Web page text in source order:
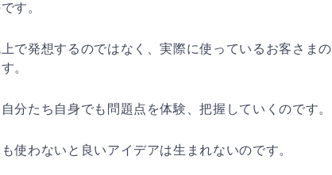
す。
で発想するのではなく、実際に使っているお客さまの
。
分たち自身でも問題点を体験、把握していくのです。
使わないと 良いアイデアは生まれないのです。